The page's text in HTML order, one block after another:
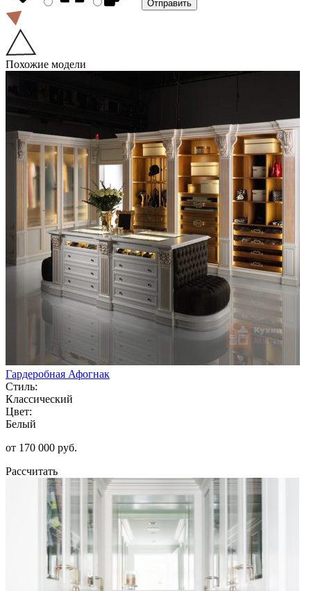
Похожие модели
Гардеробная Афогнак
Стиль:
Классический
Цвет:
Белый
от 170 000 руб.
Рассчитать